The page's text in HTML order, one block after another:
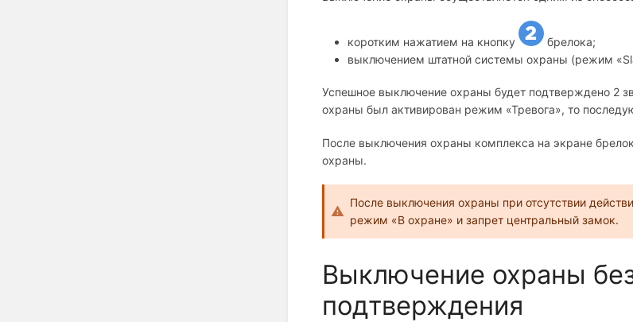
коротким нажатием на кнопку
брелока;
выключением штатной системы охраны (режим
Успешное выключение охраны будет подтверждено 2
охраны был активирован режим «Тревога», то
После выключения охраны комплекса на экране
охраны.
После выключения охраны при отсутствии
режим «В охране» и запрет центральный замок.
Выключение охраны
подтверждения